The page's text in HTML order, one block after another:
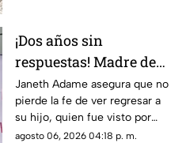
¡Dos años sin
respuestas! Madre de
Pablo Jared mantiene
la esperanza de
encontrarlo con vida
Janeth Adame asegura que no
pierde la fe de ver regresar a
su hijo, quien fue visto por
última vez el 30 de julio de
agosto 06, 2026 04:18 p. m.